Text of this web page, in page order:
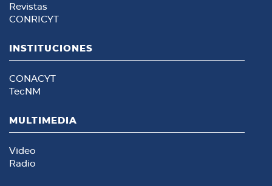
Revistas
CONRICYT
INSTITUCIONES
CONACYT
TecNM
MULTIMEDIA
Video
Radio